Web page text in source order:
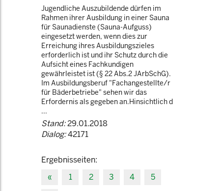
Jugendliche Auszubildende dürfen im
Rahmen ihrer Ausbildung in einer Sauna
für Saunadienste (Sauna-Aufguss)
eingesetzt werden, wenn dies zur
Erreichung ihres Ausbildungszieles
erforderlich ist und ihr Schutz durch die
Aufsicht eines Fachkundigen
gewährleistet ist (§ 22 Abs.2 JArbSchG).
Im Ausbildungsberuf "Fachangestellte/r
für Bäderbetriebe" sehen wir das
Erfordernis als gegeben an.Hinsichtlich d
...
Stand:29.01.2018
Dialog:42171
Ergebnisseiten:
«
1 2 3 4
5